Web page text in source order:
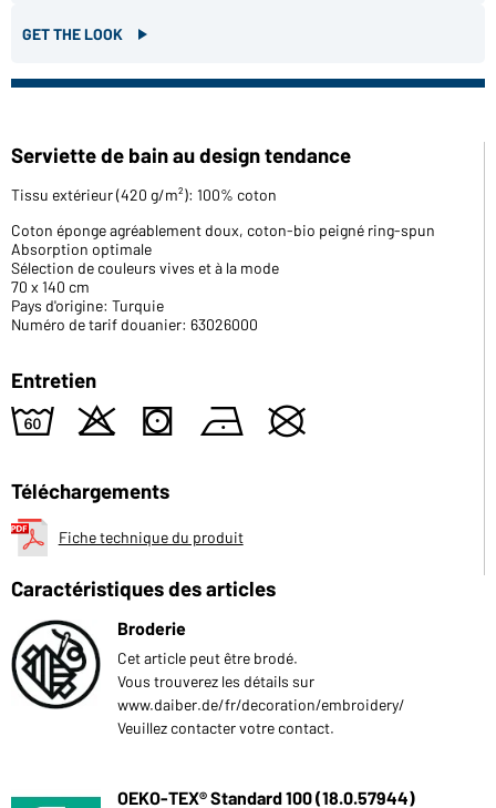
GET THE LOOK
Serviette de bain au design tendance
Tissu extérieur (420 g/m²): 100% coton
Coton éponge agréablement doux, coton-bio peigné ring-spun
Absorption optimale
Sélection de couleurs vives et à la mode
70 x 140 cm
Pays d'origine: Turquie
Numéro de tarif douanier: 63026000
Entretien
4 o s n U
Téléchargements
Fiche technique du produit
Caractéristiques des articles
Broderie
Cet article peut être brodé.
Vous trouverez les détails sur
www.daiber.de/fr/decoration/embroidery/
Veuillez contacter votre contact.
OEKO-TEX® Standard 100 (18.0.57944)